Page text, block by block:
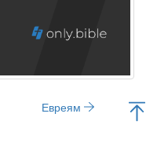
Евреям